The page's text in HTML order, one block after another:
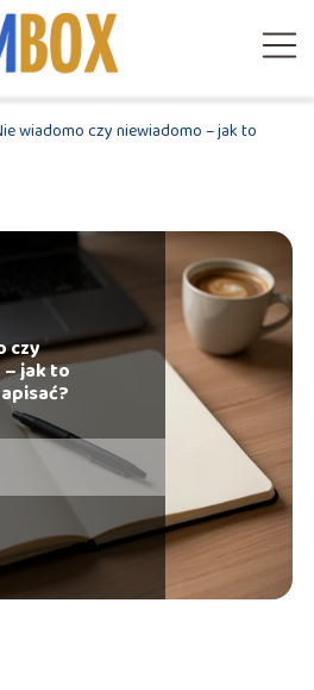
wiadomo czy niewiadomo – jak to
czy
jak to